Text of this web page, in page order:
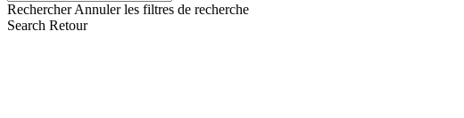
Rechercher Annuler les filtres de recherche
Search Retour